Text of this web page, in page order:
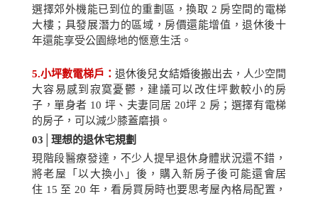
選擇郊外機能已到位的重劃區，換取 2 房空間的電梯
大樓；具發展潛力的區域，房價還能增值，退休後十
年還能享受公園綠地的愜意生活。
5.小坪數電梯戶：退休後兒女結婚後搬出去，人少空間
大容易感到寂寞憂鬱，建議可以改住坪數較小的房
子，單身者 10 坪、夫妻同居 20坪 2 房；選擇有電梯
的房子，可以減少膝蓋磨損。
03│ 理想的退休宅規劃
現階段醫療發達，不少人提早退休身體狀況還不錯，
將老屋「以大換小」後，購入新房子後可能還會居
住 15 至 20 年，看房買房時也要思考屋內格局配置，